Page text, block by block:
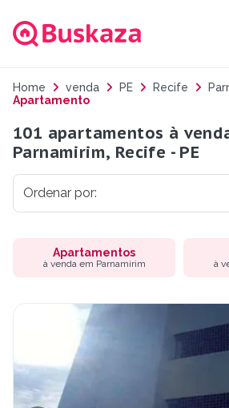
Home venda PE Recife
Apartamento
101 apartamentos à
Parnamirim, Recife - PE
Apartamentos
à venda em Parnamirim à